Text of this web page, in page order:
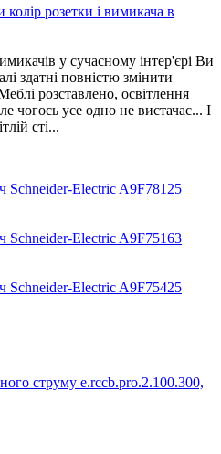
колір розетки і вимикача в
у сучасному інтер'єрі Ви
здатні повністю змінити
розставлено, освітлення
чогось усе одно не вистачає... І
сті...
Schneider-Electric A9F78125
Schneider-Electric A9F75163
Schneider-Electric A9F75425
струму e.rccb.pro.2.100.300,